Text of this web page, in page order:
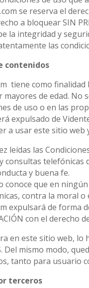
se reserva el
a bloquear SIN
la integridad y
las
contenidos
tiene como
de edad. No
de uso o en las
expulsado de
a usar este sitio web
leídas las
consultas telefónicas
y buena fe.
conoce que en
contra la moral o
expulsará de forma
con el derecho
en este sitio web, lo
Del mismo modo,
tanto para usuario
terceros